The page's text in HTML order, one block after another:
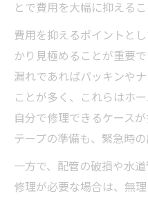
とで費用を大幅に抑えるこ
費用を抑えるポイントと
かり見極めることが重要
漏れであればパッキンや
ことが多く、これらはホ
自分で修理できるケース
テープの準備も、緊急時の
一方で、配管の破損や水
修理が必要な場合は、無